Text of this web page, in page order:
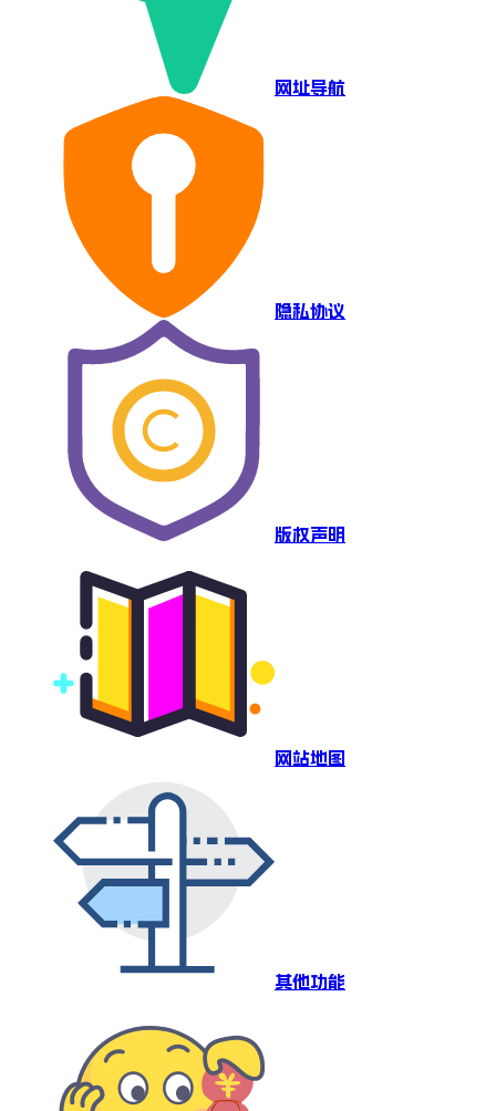
网址导航
隐私协议
版权声明
网站地图
其他功能